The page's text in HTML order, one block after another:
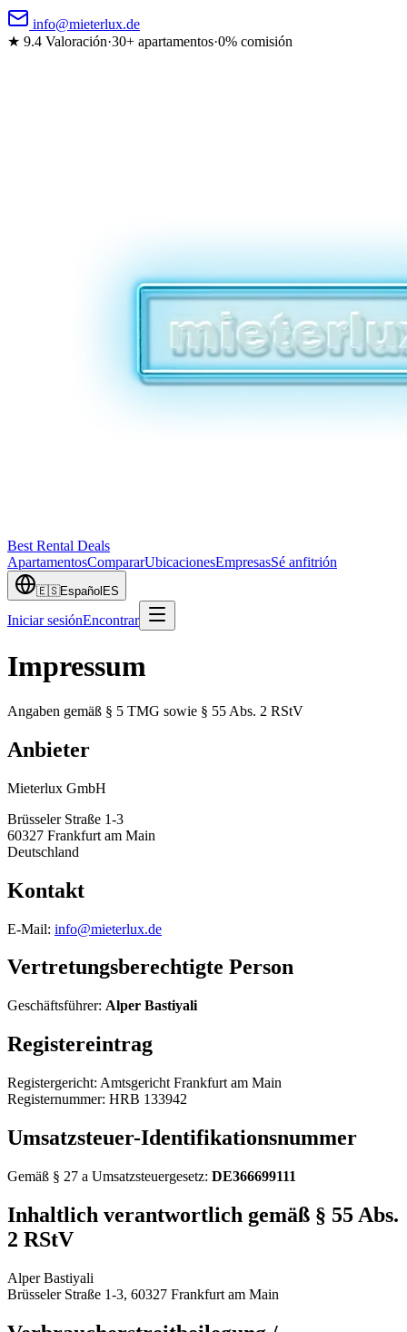
info@mieterlux.de
★ 9.4 Valoración·30+ apartamentos·0% comisión
Best Rental Deals
ApartamentosCompararUbicacionesEmpresasSé anfitrión
🇪🇸Español ES
Iniciar sesiónEncontrar
Impressum
Angaben gemäß § 5 TMG sowie § 55 Abs. 2 RStV
Anbieter
Mieterlux GmbH
Brüsseler Straße 1-3
60327 Frankfurt am Main
Deutschland
Kontakt
E-Mail: info@mieterlux.de
Vertretungsberechtigte Person
Geschäftsführer: Alper Bastiyali
Registereintrag
Registergericht: Amtsgericht Frankfurt am Main
Registernummer: HRB 133942
Umsatzsteuer-Identifikationsnummer
Gemäß § 27 a Umsatzsteuergesetz: DE366699111
Inhaltlich verantwortlich gemäß § 55 Abs.
2 RStV
Alper Bastiyali
Brüsseler Straße 1-3, 60327 Frankfurt am Main